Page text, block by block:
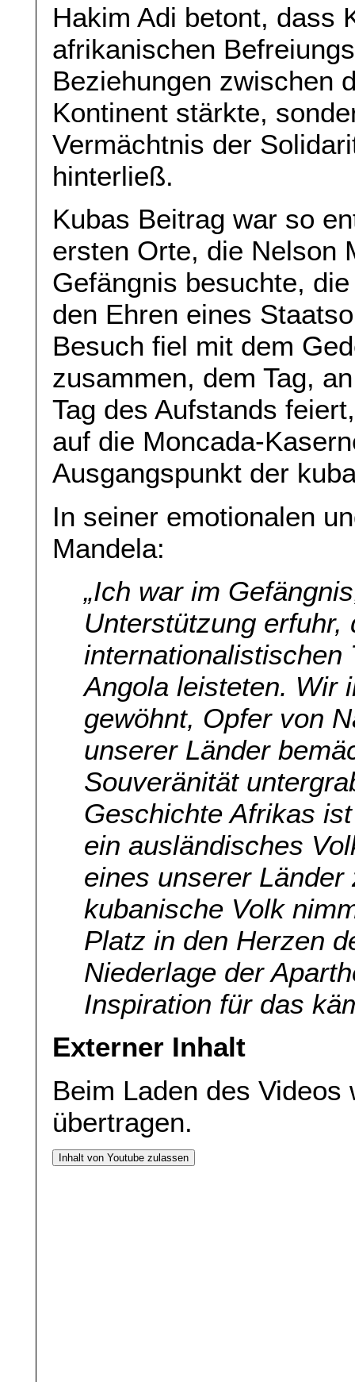
Hakim Adi betont, dass
afrikanischen
Beziehungen zwischen
Kontinent stärkte,
Vermächtnis der
hinterließ.
Kubas Beitrag war so
ersten Orte, die Nelson
Gefängnis besuchte,
den Ehren eines
Besuch fiel mit dem
zusammen, dem Tag,
Tag des Aufstands
auf die Moncada-
Ausgangspunkt der
In seiner emotionalen
Mandela:
„Ich war im
Unterstützung
internationalistischen
Angola leisteten. Wir
gewöhnt, Opfer von
unserer Länder
Souveränität
Geschichte Afrikas
ein ausländisches
eines unserer
kubanische Volk
Platz in den Herzen
Niederlage der
Inspiration für das
Externer Inhalt
Beim Laden des Videos
übertragen.
Inhalt von Youtube zulassen